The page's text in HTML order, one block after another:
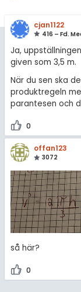
cjan1122
416 – Fd.
Ja,
given som 3,5 m.
När du sen ska
produktregeln
parantesen och
0
offan123
3072
så här?
0